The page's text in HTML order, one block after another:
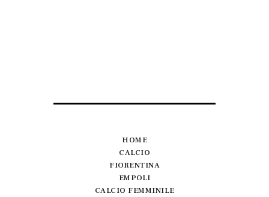
HOME
CALCIO
FIORENTINA
EMPOLI
CALCIO FEMMINILE